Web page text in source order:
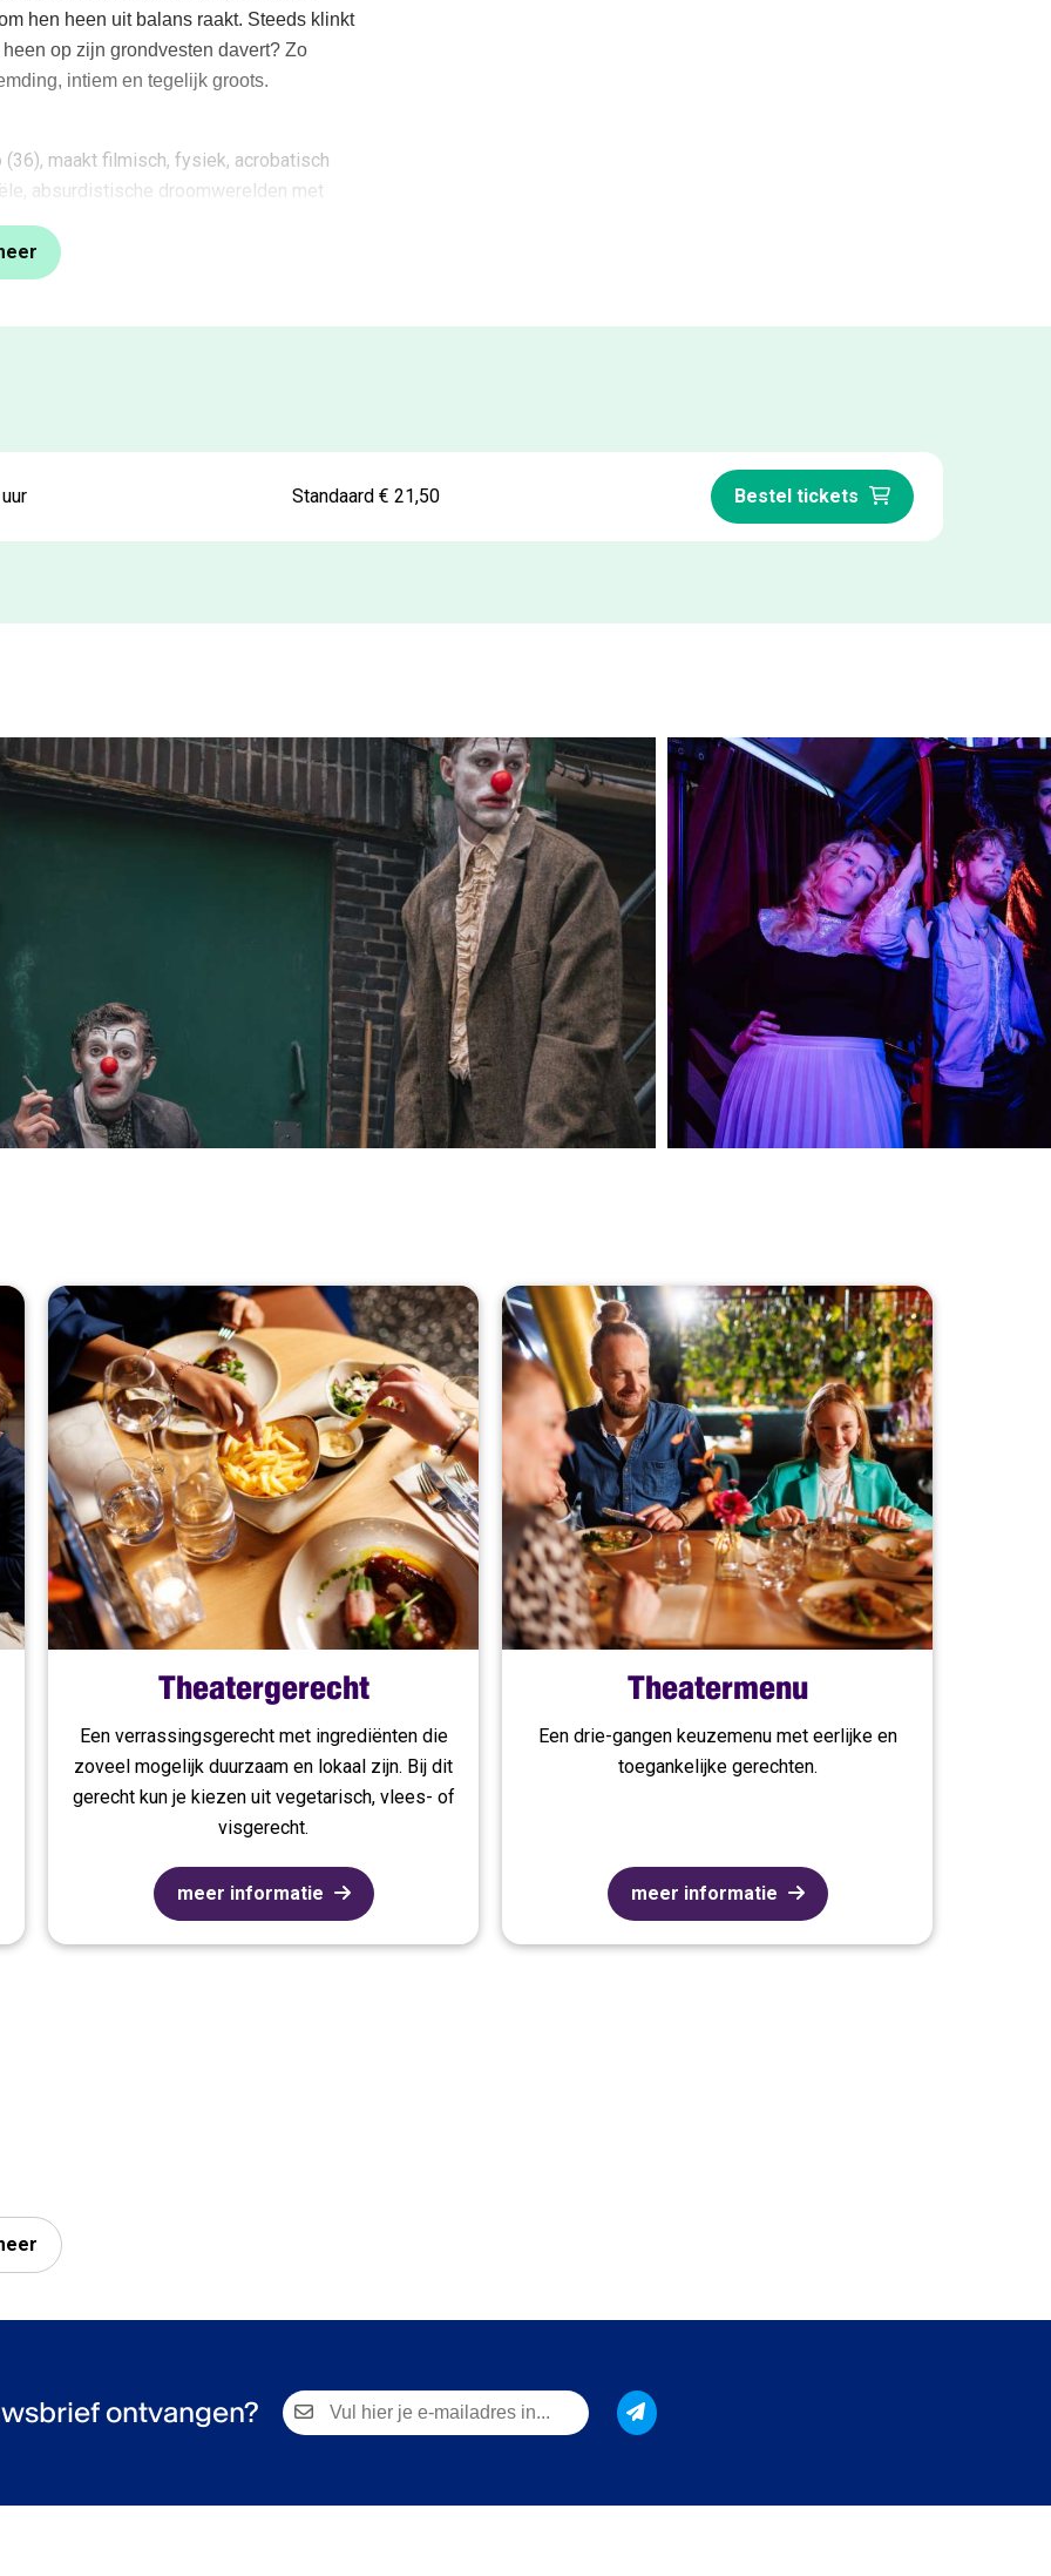
hen heen uit balans raakt. Steeds klinkt
op zijn grondvesten davert? Zo
intiem en tegelijk groots.
maakt filmisch, fysiek, acrobatisch
absurdistische droomwerelden met
Ze zoeken voortdurend naar de
en onvoorspelbare zeggingskracht te
Stipendium van het Cultuurfonds, een
Stipendium (2025):
en poëtisch zonder woorden.”
- Keuze van de Criticus:
(zaliger gedachtenis) komen voorbij, en
Standaard € 21,50 Bestel tickets
Theatergerecht
Een verrassingsgerecht met ingrediënten die
zoveel mogelijk duurzaam en lokaal zijn. Bij dit
gerecht kun je kiezen uit vegetarisch, vlees- of
visgerecht.
meer informatie
Theatermenu
Een drie-gangen keuzemenu met eerlijke en
toegankelijke gerechten.
meer informatie
ontvangen?